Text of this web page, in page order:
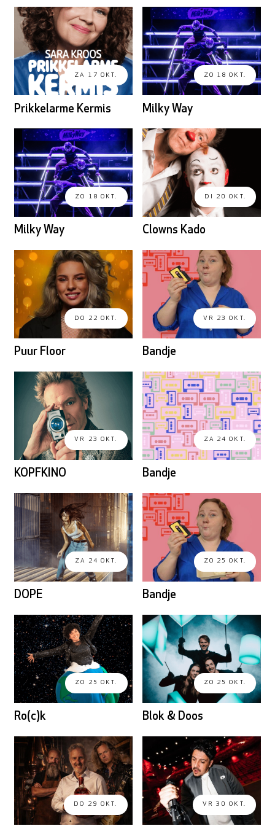
ZA 17 OKT.
Prikkelarme Kermis
ZO 18 OKT.
Milky Way
ZO 18 OKT.
Milky Way
DI 20 OKT.
Clowns Kado
DO 22 OKT.
Puur Floor
VR 23 OKT.
Bandje
VR 23 OKT.
KOPFKINO
ZA 24 OKT.
Bandje
ZA 24 OKT.
DOPE
ZO 25 OKT.
Bandje
ZO 25 OKT.
Ro(c)k
ZO 25 OKT.
Blok & Doos
DO 29 OKT. VR 30 OKT.